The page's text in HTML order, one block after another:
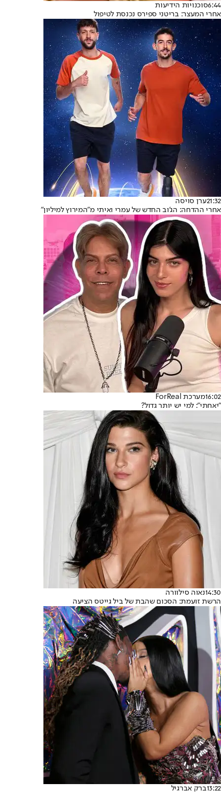
6:44סוכנויות הידיעות
אחרי המעצר: בריטני ספירס נכנסת לטיפול
21:32ערן סויסה
אחרי ההדחה: הג'וב החדש של עמרי ואיתי מ"המירוץ למיליון"
16:02מערכת ForReal
"יאחתי": למי יש יותר גדול?
14:30נאוה סילוורה
הרשת זועמת: הסכום שהבת של ביל גייטס הציעה
13:22ברק אברגיל